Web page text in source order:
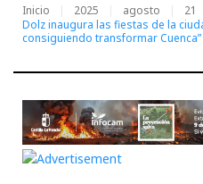
Inicio 2025 agosto 21
Dolz inaugura las fiestas de la
consiguiendo transformar Cuenca”